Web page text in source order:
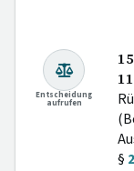
Entscheidung
aufrufen
§